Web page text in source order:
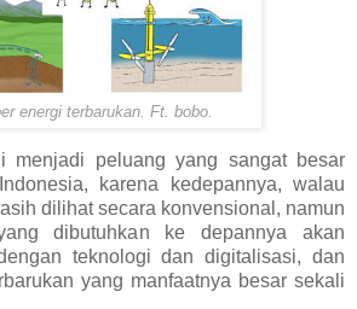
energi terbarukan. Ft. bobo.
menjadi peluang yang sangat besar
karena kedepannya, walau
dilihat secara konvensional, namun
dibutuhkan ke depannya akan
teknologi dan digitalisasi, dan
yang manfaatnya besar sekali